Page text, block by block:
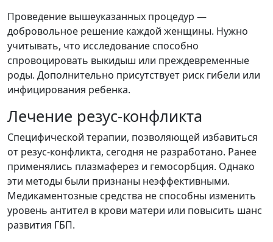
Проведение вышеуказанных процедур —
добровольное решение каждой женщины. Нужно
учитывать, что исследование способно
спровоцировать выкидыш или преждевременные
роды. Дополнительно присутствует риск гибели или
инфицирования ребенка.
Лечение резус-конфликта
Специфической терапии, позволяющей избавиться
от резус-конфликта, сегодня не разработано. Ранее
применялись плазмаферез и гемосорбция. Однако
эти методы были признаны неэффективными.
Медикаментозные средства не способны изменить
уровень антител в крови матери или повысить шанс
развития ГБП.